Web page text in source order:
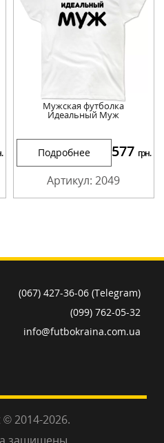
Мужская футболка
Идеальный Муж
Подробнее 577 грн.
Артикул: 2049
(067) 427-36-06 (Telegram)
(099) 762-05-32
info@futbokraina.com.ua
2014-2026.